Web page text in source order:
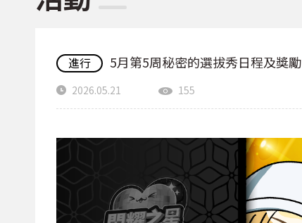
進行 5月第5周秘密的選拔秀日程及獎勵
2026.05.21 155